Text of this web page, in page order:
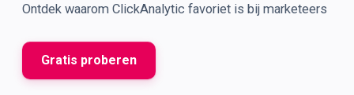
Ontdek waarom ClickAnalytic favoriet is bij marketeers
Gratis proberen